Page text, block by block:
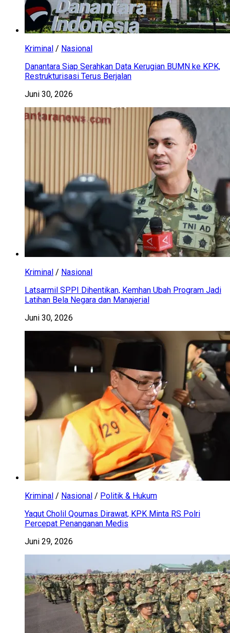
Kriminal / Nasional
Danantara Siap Serahkan Data Kerugian BUMN ke KPK,
Restrukturisasi Terus Berjalan
Juni 30, 2026
Kriminal / Nasional
Latsarmil SPPI Dihentikan, Kemhan Ubah Program Jadi
Latihan Bela Negara dan Manajerial
Juni 30, 2026
Kriminal / Nasional / Politik & Hukum
Yaqut Cholil Qoumas Dirawat, KPK Minta RS Polri
Percepat Penanganan Medis
Juni 29, 2026